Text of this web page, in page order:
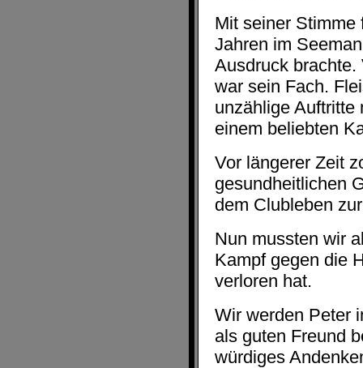
Mit seiner Stimme
Jahren im
Ausdruck brachte.
war sein Fach.
unzählige Auftritte
einem beliebten
Vor längerer Zeit
gesundheitlichen
dem Clubleben
Nun mussten wir
Kampf gegen die
verloren hat.
Wir werden Peter
als guten Freund
würdiges